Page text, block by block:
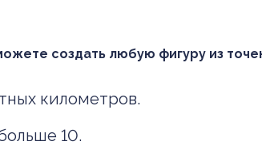
создать любую фигуру из
километров.
10.